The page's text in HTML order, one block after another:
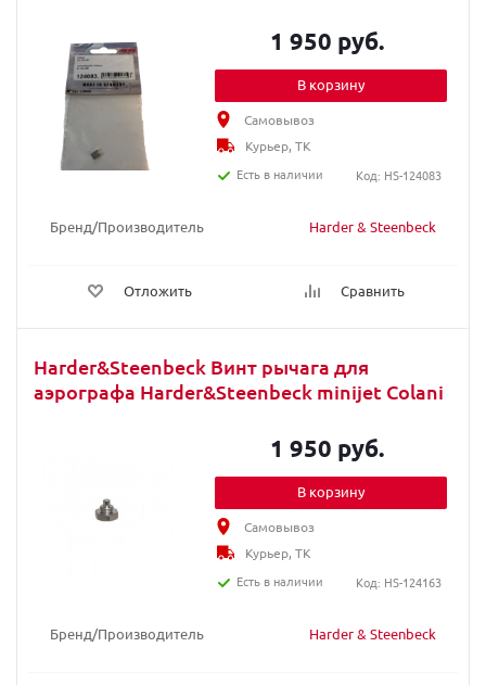
Бренд/Производитель Harder & Steenbeck
Отложить Сравнить
1 950 руб.
В корзину
Самовывоз
Курьер, ТК
Есть в наличии
Код: HS-124083
Harder&Steenbeck Винт рычага для
аэрографа Harder&Steenbeck minijet Colani
Бренд/Производитель Harder & Steenbeck
1 950 руб.
В корзину
Самовывоз
Курьер, ТК
Есть в наличии
Код: HS-124163